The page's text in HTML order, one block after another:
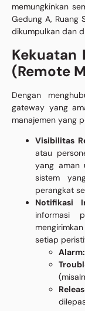
memungkinkan
Gedung A, Ruang
dikumpulkan dan
Kekuatan
(Remote
Dengan
gateway yang
manajemen yang
Visibilitas
atau
yang aman
sistem
perangkat
Notifikasi
informasi
setiap
Alarm: